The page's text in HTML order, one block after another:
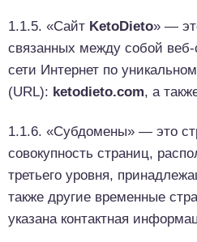
1.1.5. «Сайт KetoDieto» —
связанных между собой
сети Интернет по
(URL): ketodieto.com, а
1.1.6. «Субдомены» — это
совокупность страниц,
третьего уровня,
также другие временные
указана контактная